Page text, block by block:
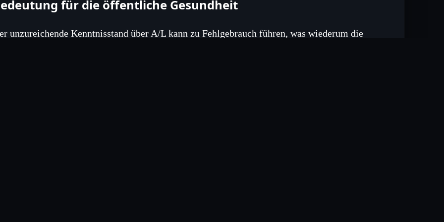
für die öffentliche Gesundheit
unzureichende Kenntnisstand über A/L kann zu Fehlgebrauch führen, was wiederum die